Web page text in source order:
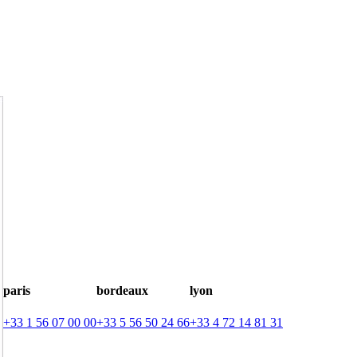
paris
+33 1 56 07 00 00
bordeaux
+33 5 56 50 24 66
lyon
+33 4 72 14 81 31